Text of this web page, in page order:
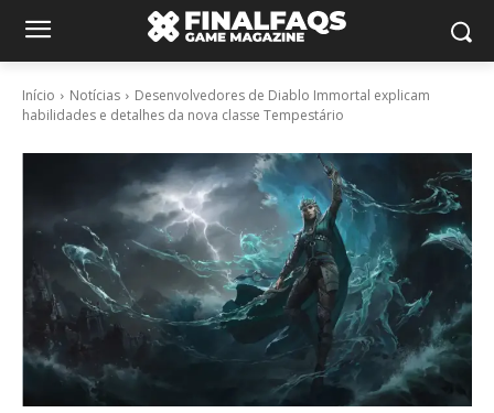
Início Notícias
Desenvolvedores de Diablo Immortal explicam
habilidades e detalhes da nova classe Tempestário